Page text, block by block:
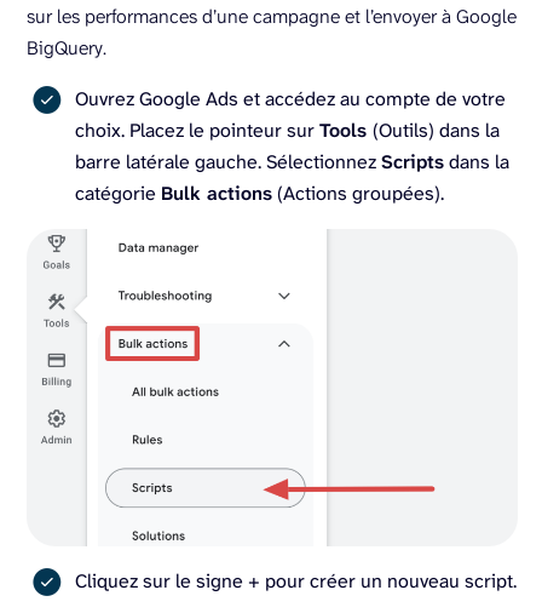
sur les performances d’une campagne et l’envoyer à Google
BigQuery.
Ouvrez Google Ads et accédez au compte de votre
choix. Placez le pointeur surTools (Outils) dans la
barre latérale gauche. SélectionnezScriptsdans la
catégorie Bulk actions(Actions groupées).
Cliquez sur le signe + pour créer un nouveau script.